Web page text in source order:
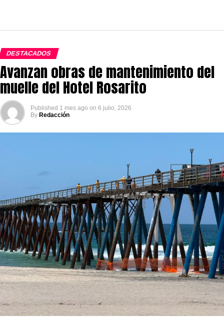
DESTACADOS
Avanzan obras de mantenimiento del
muelle del Hotel Rosarito
Published 1 mes ago on 6 julio, 2026
By Redacción